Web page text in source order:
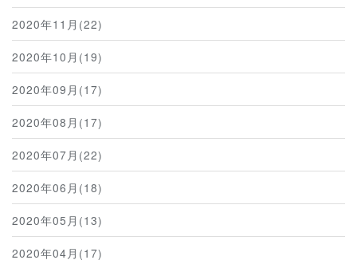
2020年11月(22)
2020年10月(19)
2020年09月(17)
2020年08月(17)
2020年07月(22)
2020年06月(18)
2020年05月(13)
2020年04月(17)